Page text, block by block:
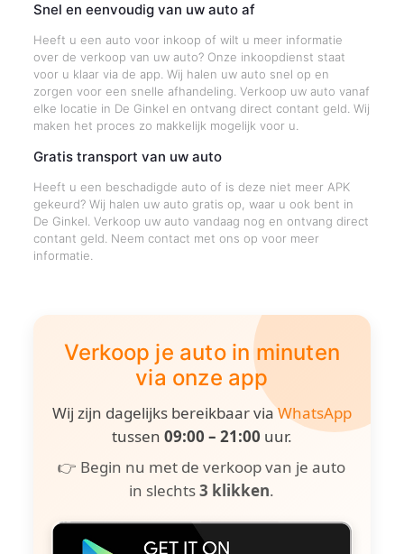
Snel en eenvoudig van uw auto af
Heeft u een auto voor inkoop of wilt u meer informatie
over de verkoop van uw auto? Onze inkoopdienst staat
voor u klaar via de app. Wij halen uw auto snel op en
zorgen voor een snelle afhandeling. Verkoop uw auto vanaf
elke locatie in De Ginkel en ontvang direct contant geld. Wij
maken het proces zo makkelijk mogelijk voor u.
Gratis transport van uw auto
Heeft u een beschadigde auto of is deze niet meer APK
gekeurd? Wij halen uw auto gratis op, waar u ook bent in
De Ginkel. Verkoop uw auto vandaag nog en ontvang direct
contant geld. Neem contact met ons op voor meer
informatie.
Verkoop je auto in minuten
via onze app
Wij zijn dagelijks bereikbaar viaWhatsApp
tussen 09:00 – 21:00 uur.
👉 Begin nu met de verkoop van je auto
in slechts3 klikken.